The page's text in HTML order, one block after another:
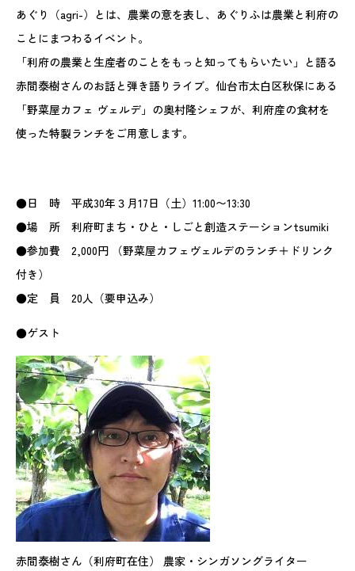
あぐり（agri-）とは、農業の意を表し、あぐりふは農業と利府の
ことにまつわるイベント。
「利府の農業と生産者のことをもっと知ってもらいたい」と語る
赤間泰樹さんのお話と弾き語りライブ。仙台市太白区秋保にある
「野菜屋カフェ ヴェルデ」の奥村隆シェフが、利府産の食材を
使った特製ランチをご用意します。
●日 時 平成30年３月17日（土）11:00〜13:30
●場 所 利府町まち・ひと・しごと創造ステーションtsumiki
●参加費 2,000円 （野菜屋カフェヴェルデのランチ＋ドリンク
付き）
●定 員 20人（要申込み）
●ゲスト
赤間泰樹さん（利府町在住） 農家・シンガソングライター